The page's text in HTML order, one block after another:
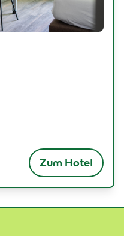
Zum Hotel